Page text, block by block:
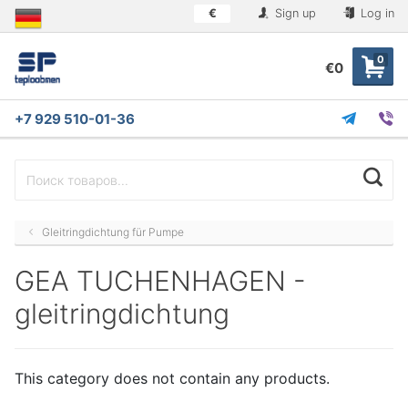
€ Sign up Log in
0
€0
+7 929 510-01-36
Gleitringdichtung für Pumpe
GEA TUCHENHAGEN -
gleitringdichtung
This category does not contain any products.